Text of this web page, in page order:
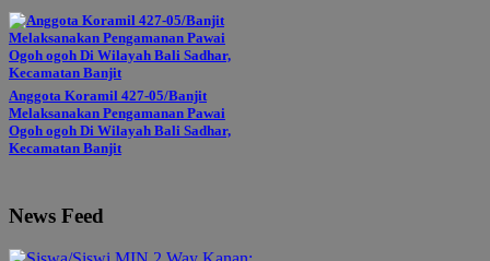
Anggota Koramil 427-05/Banjit
Melaksanakan Pengamanan Pawai
Ogoh ogoh Di Wilayah Bali Sadhar,
Kecamatan Banjit
News Feed